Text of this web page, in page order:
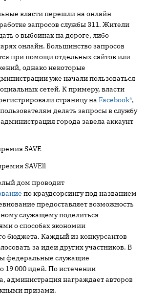
власти перешли на онлайн
запросов службы 311. Жители
о выбоинах на дороге, либо
онлайн. Большинство запросов
при помощи отдельных сайтов или
однако некоторые
уже начали пользоваться
сетей. К примеру, власти
страницу на Facebook*,
делать запросы в службу
города завела аккаунт
SAVE
дом проводит
по краудсорсингу под названием
предоставляет возможность
служащему поделиться
о способах экономии
бюджета. Каждый из конкурсантов
за идеи других участников. В
федеральные служащие
19 000 идей. По истечении
администрация награждает авторов
призами.